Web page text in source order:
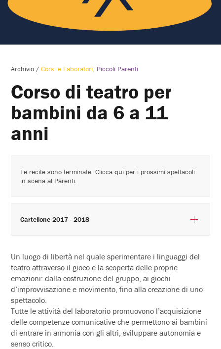
Archivio /Corsi e Laboratori Piccoli Parenti
Corso di teatro per
bambini da 6 a 11
anni
Un luogo di libertà nel quale sperimentare i linguaggi del
teatro attraverso il gioco e la scoperta delle proprie
emozioni: dalla costruzione del gruppo, ai giochi
d’improvvisazione e movimento, fino alla creazione di uno
spettacolo.
Tutte le attività del laboratorio promuovono l’acquisizione
delle competenze comunicative che permettono ai bambini
di entrare in armonia con gli altri, sviluppare autonomia e
senso critico.
Le recite sono terminate. Cliccaqui per i prossimi spettacoli
in scena al Parenti.
Cartellone 2017 - 2018